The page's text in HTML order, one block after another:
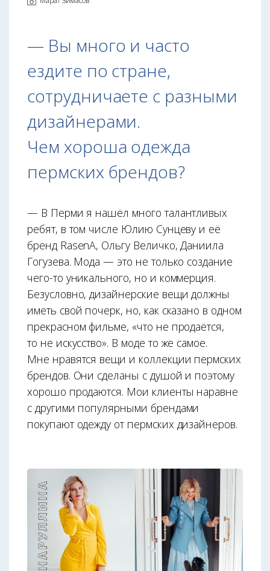
— Вы много и часто
ездите по стране,
сотрудничаете с разными
дизайне­рами.
Чем хороша одежда
пермских брендов?
— В Перми я нашёл много талантливых
ребят, в том числе Юлию Сунцеву и её
бренд RasenA, Ольгу Величко, Даниила
Гогузева. Мода — это не только создание
чего-то уникального, но и коммерция.
Безусловно, дизайнерские вещи должны
иметь свой почерк, но, как сказано в одном
прекрасном фильме, «что не продаётся,
то не искусство». В моде то же самое.
Мне нравятся вещи и коллекции пермских
брендов. Они сделаны с душой и поэтому
хорошо продаются. Мои клиенты наравне
с другими популярными брендами
покупают одежду от пермских дизайнеров.